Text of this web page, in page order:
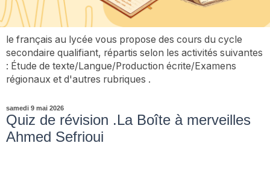
le français au lycée vous propose des cours du cycle
secondaire qualifiant, répartis selon les activités suivantes
: Étude de texte/Langue/Production écrite/Examens
régionaux et d'autres rubriques .
samedi 9 mai 2026
Quiz de révision .La Boîte à merveilles
Ahmed Sefrioui